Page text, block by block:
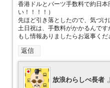
香港ドルとバーツ手数料で約日
い！！！！）
先ほど引き落としたので、気づけ
土日祝は、手数料がかかるんです
もし情報ありましたらお返事くだ
返信
放浪わらしべ長者